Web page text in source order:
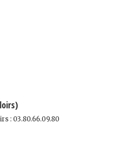
: 03.80.66.09.80